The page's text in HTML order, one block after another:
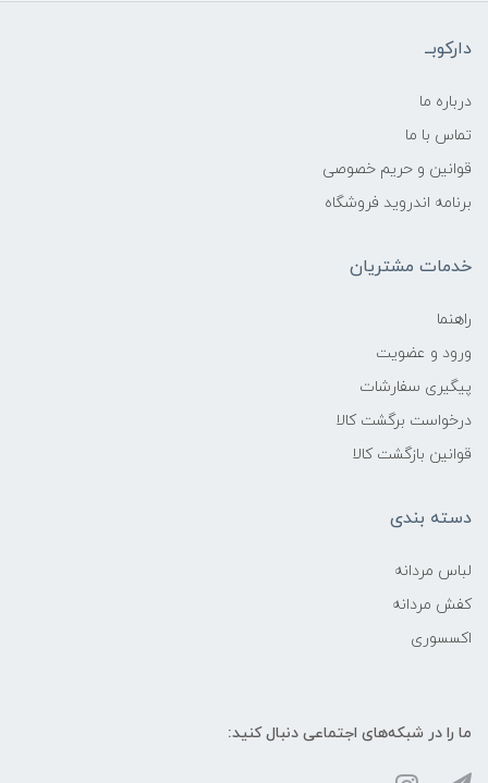
دارکوبــ
درباره ما
تماس با ما
قوانین و حریم خصوصی
برنامه اندروید فروشگاه
خدمات مشتریان
راهنما
ورود و عضویت
پیگیری سفارشات
درخواست برگشت کالا
قوانین بازگشت کالا
دسته بندی
لباس مردانه
کفش مردانه
اکسسوری
ما را در شبکه‌های اجتماعی دنبال کنید: